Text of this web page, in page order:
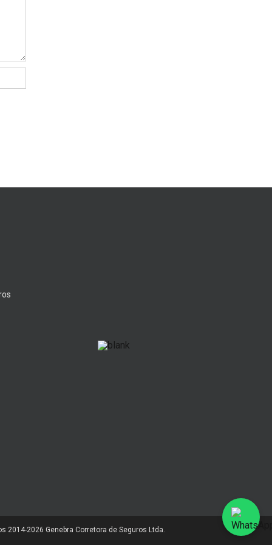
2014-2026 Genebra Corretora de Seguros Ltda.